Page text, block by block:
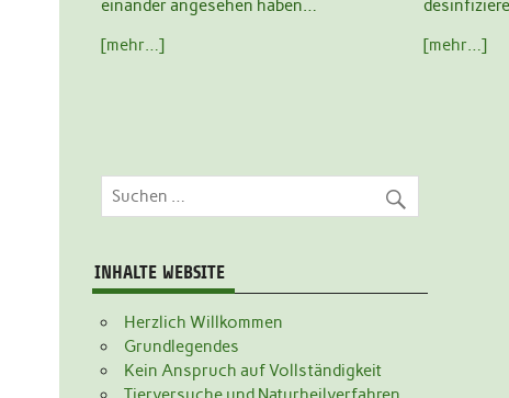
einander angesehen haben…
[mehr…] [mehr…]
INHALTE WEBSITE
Herzlich Willkommen
Grundlegendes
Kein Anspruch auf Vollständigkeit